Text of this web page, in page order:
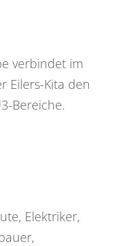
verbindet im
Eilers-Kita den
Bereiche.
Elektriker,